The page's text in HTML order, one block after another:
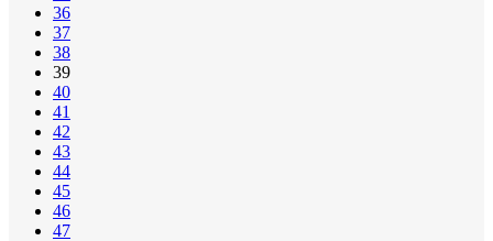
36
37
38
39
40
41
42
43
44
45
46
47